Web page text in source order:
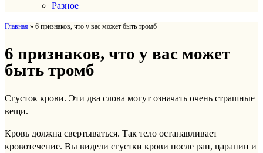
Разное
Главная » 6 признаков, что у вас может быть тромб
6 признаков, что у вас может
быть тромб
Сгусток крови. Эти два слова могут означать очень страшные
вещи.
Кровь должна свертываться. Так тело останавливает
кровотечение. Вы видели сгустки крови после ран, царапин и